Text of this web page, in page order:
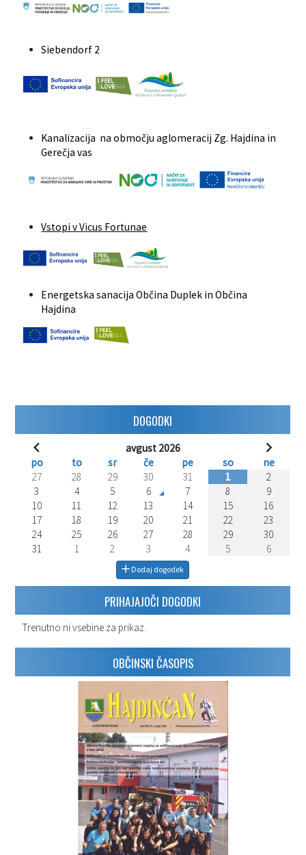
Siebendorf 2
Kanalizacija na območju aglomeracij Zg. Hajdina in
Gerečja vas
Vstopi v Vicus Fortunae
Energetska sanacija Občina Duplek in Občina
Hajdina
DOGODKI
avgust 2026
po
to sr če pe so
ne
27
28 29 30 31 1
2
3
4 5 6 7 8
9
10
11 12 13 14 15
16
17
18 19 20 21 22
23
24
25 26 27 28 29
30
31
1 2 3 4 5 6
Dodaj dogodek
PRIHAJAJOČI DOGODKI
Trenutno ni vsebine za prikaz.
OBČINSKI ČASOPIS